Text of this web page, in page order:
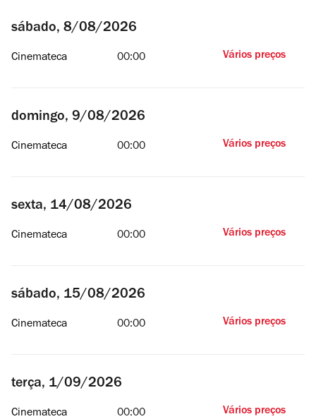
sábado, 8/08/2026
Cinemateca 00:00 Vários preços
domingo, 9/08/2026
Cinemateca 00:00 Vários preços
sexta, 14/08/2026
Cinemateca 00:00 Vários preços
sábado, 15/08/2026
Cinemateca 00:00 Vários preços
terça, 1/09/2026
Cinemateca 00:00 Vários preços